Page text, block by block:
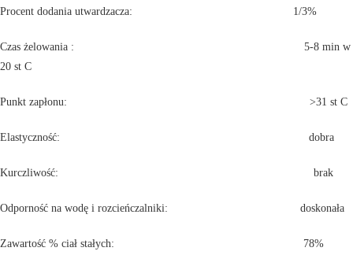
Procent dodania utwardzacza: 1/3%
Czas żelowania : 5-8 min w
20 st C
Punkt zapłonu: >31 st C
Elastyczność: dobra
Kurczliwość: brak
Odporność na wodę i rozcieńczalniki: doskonała
Zawartość % ciał stałych: 78%